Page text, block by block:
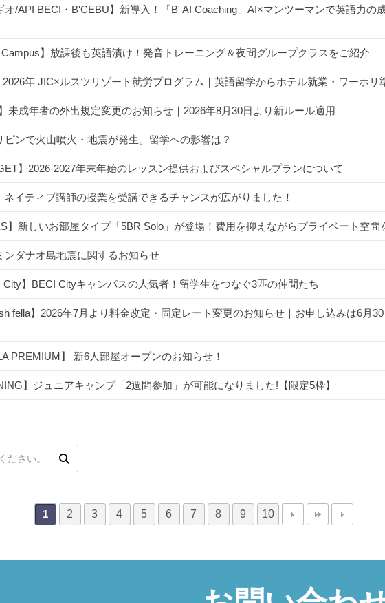
オ/API BECI・B'CEBU】新導入！「B' AI Coaching」AI×マンツーマンで英語力の
Campus】放課後も英語漬け！発音トレーニング＆夜間グループクラスをご紹介
2026年 JIC×ルスツリゾート就労プログラム｜英語留学からホテル就業・ワーホリ
未成年者の外出規定変更のお知らせ｜2026年8月30日より新ルール適用
ピンで火山噴火・地震が発生。留学への影響は？
】2026-2027年末年始のレッスン提供およびスペシャルプランについて
ネイティブ講師の授業を受講できるチャンスが広がりました！
】新しいお部屋タイプ「5BR Solo」が登場！費用を抑えながらプライベート空
ンダナオ島地震に関するお知らせ
City】BECI Cityキャンパスの人気者！留学生をつなぐ3匹の仲間たち
fella】2026年7月より料金改定・固定レート変更のお知らせ｜お申し込みは6月
PREMIUM】 新6人部屋オープンのお知らせ！
】ジュニアキャンプ「2週間参加」が可能になりました!【限定5枠】
1 2 3 4 5 6 7 8 9 10